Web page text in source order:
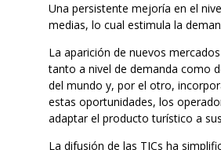
Una persistente mejoría en el
medias, lo cual estimula la
La aparición de nuevos
tanto a nivel de demanda como
del mundo y, por el otro,
estas oportunidades, los
adaptar el producto turístico a
La difusión de las TICs ha